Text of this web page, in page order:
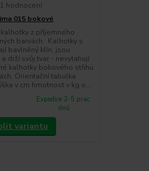
1 hodnocení
015 bokové
z příjemného
barvách. Kalhotky s
bavlněný klín, jsou
drží svůj tvar - nevytahují
kalhotky bokového střihu
Orientační tabulka
v cm hmotnost v kg o...
Expedice 2-5 prac.
dnů
variantu